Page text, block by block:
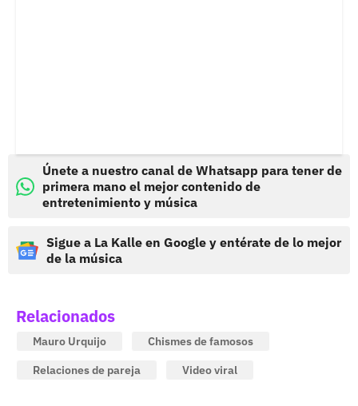
Únete a nuestro canal de Whatsapp para tener de
primera mano el mejor contenido de
entretenimiento y música
Sigue a La Kalle en Google y entérate de lo mejor
de la música
Relacionados
Mauro Urquijo
Chismes de famosos
Relaciones de pareja
Video viral